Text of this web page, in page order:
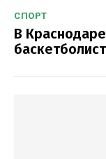
СПОРТ
В